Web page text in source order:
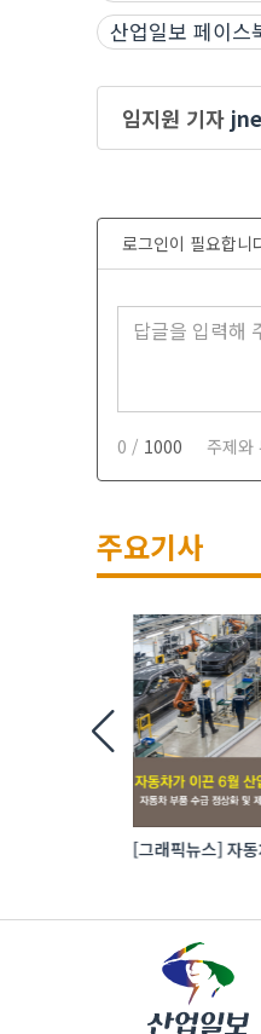
산업일보 페이스
임지원 기자
로그인이 필요합니
0 / 1000 주제와
주요기사
[그래픽뉴스] 자